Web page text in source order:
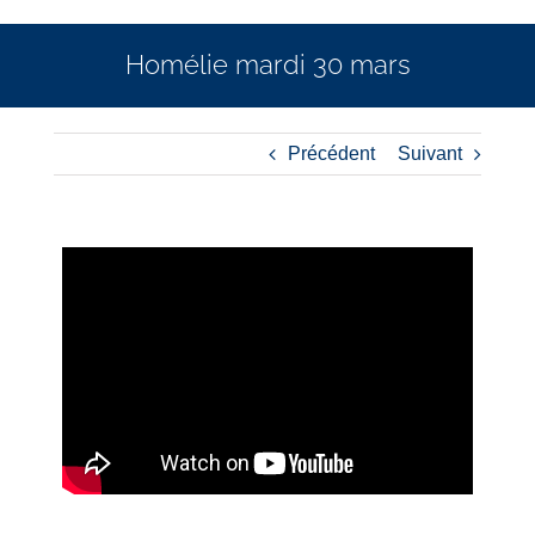
Homélie mardi 30 mars
Précédent Suivant